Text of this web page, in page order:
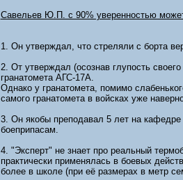
Савельев Ю.П. с 90% уверенностью
1. Он утверждал, что стреляли с борта
2. От утверждал (осознав глупость
гранатомета АГС-17А.
Однако у гранатомета, помимо
самого гранатомета в войсках уже
3. Он якобы преподавал 5 лет на кафедре
боеприпасам.
4. "Эксперт" не знает про реальный
практически применялась в боевых
более в школе (при её размерах в метр